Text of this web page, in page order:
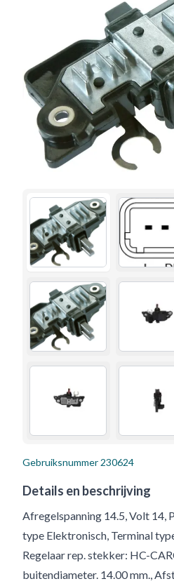
Gebruiksnummer 230624
Details en beschrijving
Afregelspanning 14.5, Volt 14,
type Elektronisch, Terminal
Regelaar rep. stekker: HC-
buitendiameter. 14.00 mm.,